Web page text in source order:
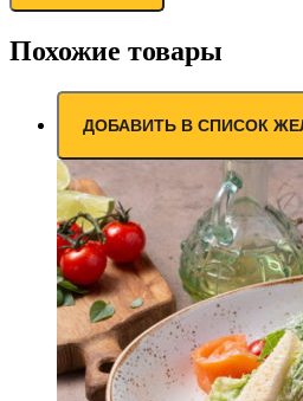
Похожие товары
ДОБАВИТЬ В СПИСОК